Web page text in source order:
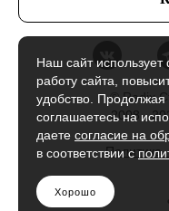
© Radix
2008 -
Политика
Наш сайт
работу сайта,
удобство. Продолжая
соглашаетесь на
даете согласие на
в соответствии с
Хорошо